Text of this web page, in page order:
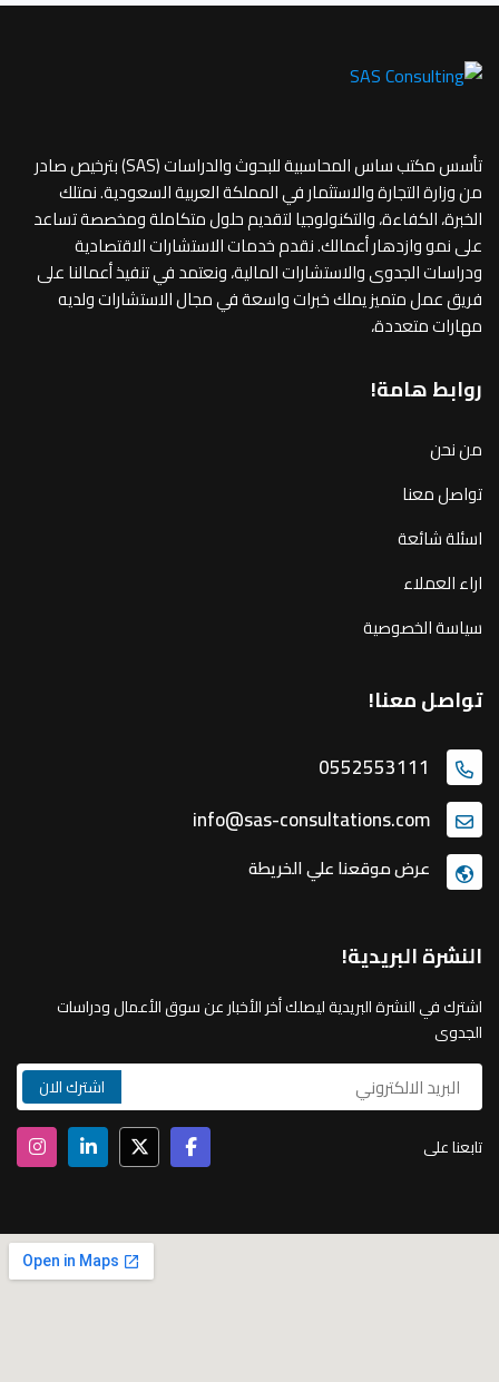
تأسس مكتب ساس المحاسبية للبحوث والدراسات (SAS) بترخيص صادر
من وزارة التجارة والاستثمار في المملكة العربية السعودية. نمتلك
الخبرة، الكفاءة، والتكنولوجيا لتقديم حلول متكاملة ومخصصة تساعد
على نمو وازدهار أعمالك. نقدم خدمات الاستشارات الاقتصادية
ودراسات الجدوى والاستشارات المالية، ونعتمد في تنفيذ أعمالنا على
فريق عمل متميز يملك خبرات واسعة في مجال الاستشارات ولديه
مهارات متعددة،
روابط هامة!
من نحن
تواصل معنا
اسئلة شائعة
اراء العملاء
سياسة الخصوصية
تواصل معنا!
0552553111
info@sas-consultations.com
عرض موقعنا علي الخريطة
النشرة البريدية!
اشترك في النشرة البريدية ليصلك أخر الأخبار عن سوق الأعمال ودراسات
الجدوى
تابعنا على